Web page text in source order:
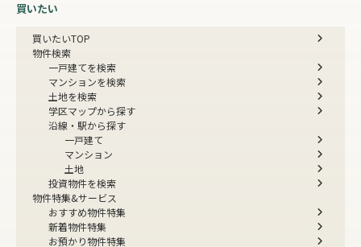
買いたい
買いたいTOP
物件検索
一戸建てを検索
マンションを検索
土地を検索
学区マップから探す
沿線・駅から探す
一戸建て
マンション
土地
投資物件を検索
物件特集&サービス
おすすめ物件特集
新着物件特集
お預かり物件特集